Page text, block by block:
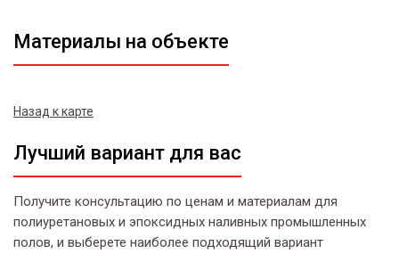
Материалы на объекте
Назад к карте
Лучший вариант для вас
Получите консультацию по ценам и материалам для
полиуретановых и эпоксидных наливных промышленных
полов, и выберете наиболее подходящий вариант